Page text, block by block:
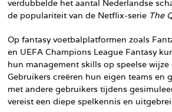
verdubbelde het aantal Nederlandse
de populariteit van de Netflix-serie The
Op fantasy voetbalplatformen zoals
en UEFA Champions League Fantasy
hun management skills op speelse
Gebruikers creëren hun eigen teams en
met andere gebruikers tijdens
vereist een diepe spelkennis en